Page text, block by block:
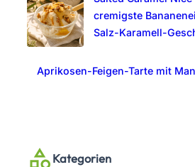
cremigste
Salz-Karamell-
Aprikosen-Feigen-Tarte mit
Kategorien